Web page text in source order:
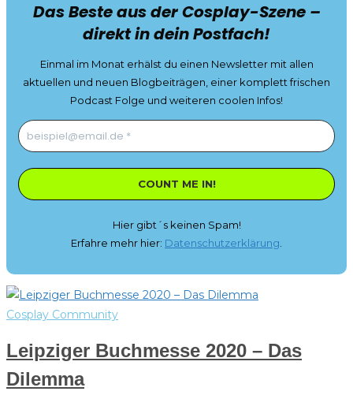
Das Beste aus der Cosplay-Szene –
direkt in dein Postfach!
Einmal im Monat erhälst du einen Newsletter mit allen
aktuellen und neuen Blogbeiträgen, einer komplett frischen
Podcast Folge und weiteren coolen Infos!
Hier gibt´s keinen Spam!
Erfahre mehr hier: Datenschutzerklärung
Cosplay Community
Leipziger Buchmesse 2020 – Das
Dilemma